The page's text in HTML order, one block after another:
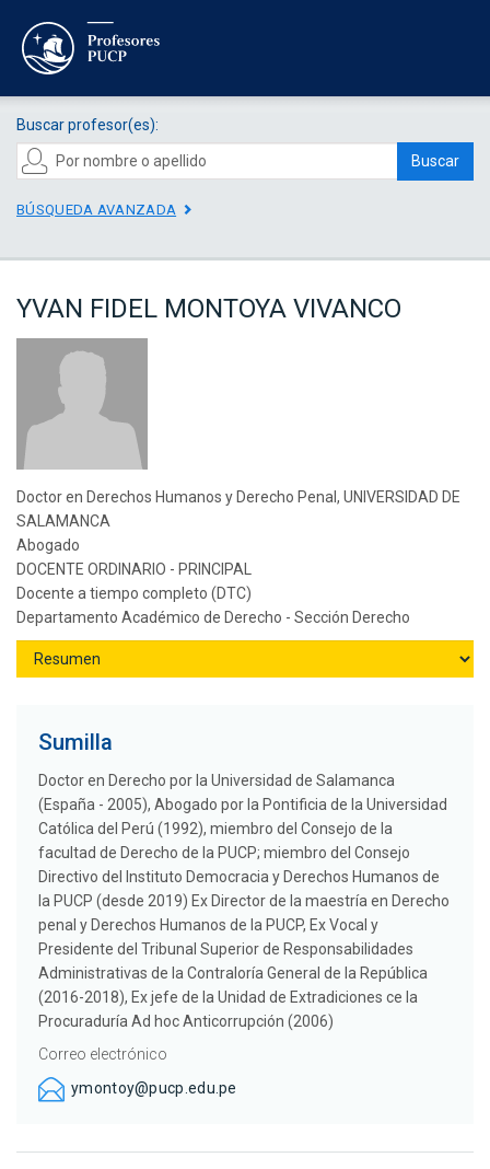
Buscar profesor(es):
Buscar
BÚSQUEDA AVANZADA
YVAN FIDEL MONTOYA VIVANCO
Doctor en Derechos Humanos y Derecho Penal, UNIVERSIDAD DE
SALAMANCA
Abogado
DOCENTE ORDINARIO - PRINCIPAL
Docente a tiempo completo (DTC)
Departamento Académico de Derecho - Sección Derecho
Sumilla
Doctor en Derecho por la Universidad de Salamanca
(España - 2005), Abogado por la Pontificia de la Universidad
Católica del Perú (1992), miembro del Consejo de la
facultad de Derecho de la PUCP; miembro del Consejo
Directivo del Instituto Democracia y Derechos Humanos de
la PUCP (desde 2019) Ex Director de la maestría en Derecho
penal y Derechos Humanos de la PUCP, Ex Vocal y
Presidente del Tribunal Superior de Responsabilidades
Administrativas de la Contraloría General de la República
(2016-2018), Ex jefe de la Unidad de Extradiciones ce la
Procuraduría Ad hoc Anticorrupción (2006)
Correo electrónico
ymontoy@pucp.edu.pe